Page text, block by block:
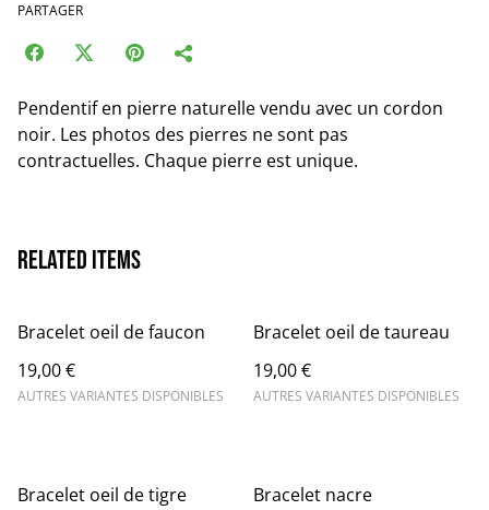
PARTAGER
Pendentif en pierre naturelle vendu avec un cordon
noir. Les photos des pierres ne sont pas
contractuelles. Chaque pierre est unique.
Related items
Bracelet oeil de faucon
19,00 €
AUTRES VARIANTES DISPONIBLES
Bracelet oeil de taureau
19,00 €
AUTRES VARIANTES DISPONIBLES
Bracelet oeil de tigre Bracelet nacre